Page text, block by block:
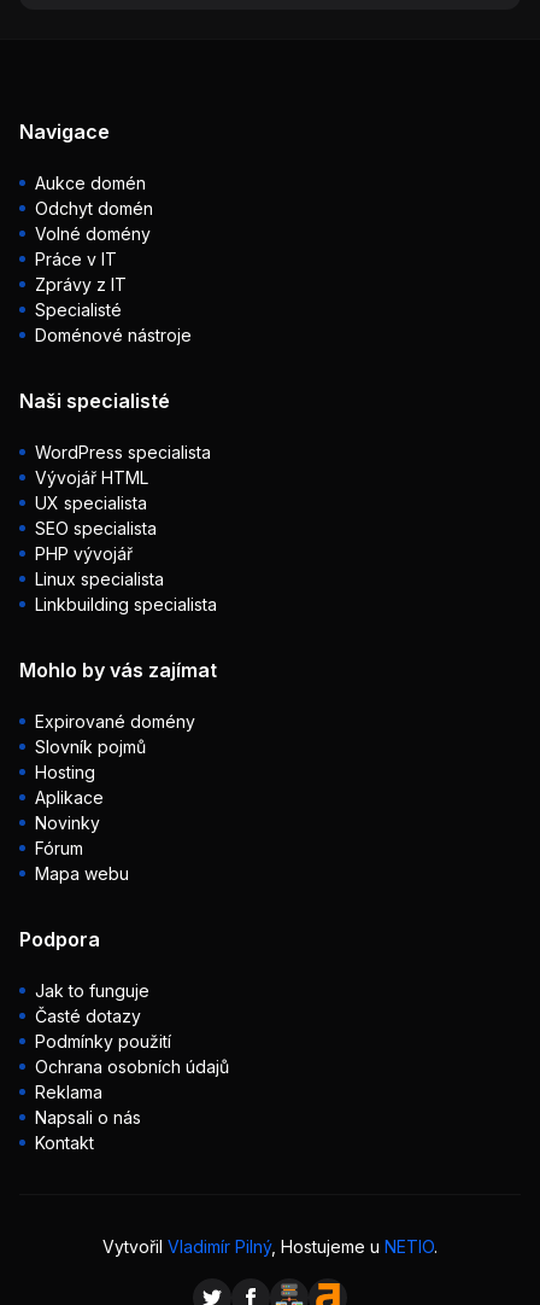
Navigace
Aukce domén
Odchyt domén
Volné domény
Práce v IT
Zprávy z IT
Specialisté
Doménové nástroje
Naši specialisté
WordPress specialista
Vývojář HTML
UX specialista
SEO specialista
PHP vývojář
Linux specialista
Linkbuilding specialista
Mohlo by vás zajímat
Expirované domény
Slovník pojmů
Hosting
Aplikace
Novinky
Fórum
Mapa webu
Podpora
Jak to funguje
Časté dotazy
Podmínky použití
Ochrana osobních údajů
Reklama
Napsali o nás
Kontakt
Vytvořil Vladimír Pilný, Hostujeme u NETIO.